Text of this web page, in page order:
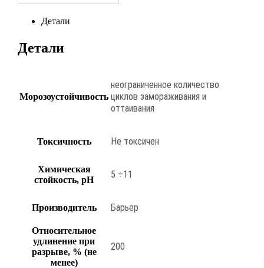
Детали
Детали
Морозоустойчивость
неограниченное количество
циклов замораживания и
оттаивания
Токсичность Не токсичен
Химическая
стойкость, pH
5 ÷11
Производитель Барьер
Относительное
удлинение при
разрыве, % (не
менее)
200